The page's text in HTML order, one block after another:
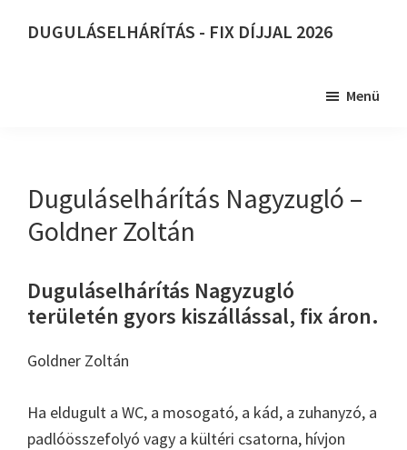
DUGULÁSELHÁRÍTÁS - FIX DÍJJAL 2026
Menü
Duguláselhárítás Nagyzugló –
Goldner Zoltán
Duguláselhárítás Nagyzugló
területén gyors kiszállással, fix áron.
Goldner Zoltán
Ha eldugult a WC, a mosogató, a kád, a zuhanyzó, a
padlóösszefolyó vagy a kültéri csatorna, hívjon